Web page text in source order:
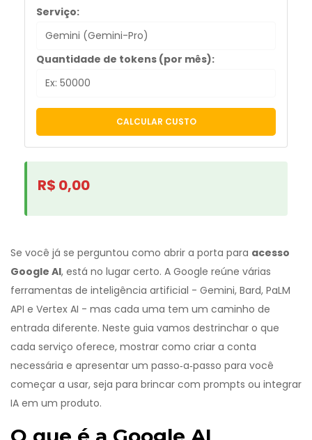
Serviço:
Quantidade de tokens (por mês):
CALCULAR CUSTO
R$ 0,00
Se você já se perguntou como abrir a porta para acesso
Google AI, está no lugar certo. A Google reúne várias
ferramentas de inteligência artificial - Gemini, Bard, PaLM
API e Vertex AI - mas cada uma tem um caminho de
entrada diferente. Neste guia vamos destrinchar o que
cada serviço oferece, mostrar como criar a conta
necessária e apresentar um passo‑a‑passo para você
começar a usar, seja para brincar com prompts ou integrar
IA em um produto.